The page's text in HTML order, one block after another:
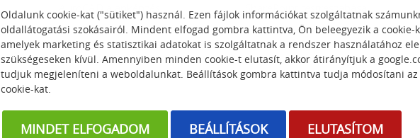
AutoCAD alapképzés
180 000Ft
SharePoint testreszabása
195 000Ft
Oldalunk cookie-kat ("sütiket") használ. Ezen fájlok információkat szolgáltatnak
oldallátogatási szokásairól. Mindent elfogad gombra kattintva, Ön beleegyezik a cookie-
amelyek marketing és statisztikai adatokat is szolgáltatnak a rendszer használatához
szükségeseken kívül. Amennyiben minden cookie-t elutasít, akkor átirányítjuk a
tudjuk megjeleníteni a weboldalunkat. Beállítások gombra kattintva tudja módosítani
cookie-kat.
MINDET ELFOGADOM BEÁLLÍTÁSOK ELUTASÍTOM